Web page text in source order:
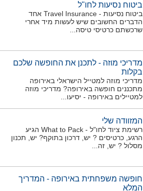
ביטוח נסיעות לחו"ל
ביטוח נסיעות - Travel Insurance אחד
הדברים החשובים שיש לעשות מיד אחרי
שרכשתם כרטיסי טיסה...
מדריכי מוזה - לתכנן את החופשה שלכם
בקלות
מדריכי מוזה למטייל הישראלי באירופה
מתכננים חופשה באירופה? מדריכי מוזה
למטיילים באירופה - יסיעו...
המזוודה שלי
רשימת ציוד לחו"ל - What to Pack הגיע
הרגע, כרטיסים ? יש, דרכון בתוקף? יש, תכנון
מסלול ? יש, זה...
חופשה משפחתית באירופה - המדריך
המלא